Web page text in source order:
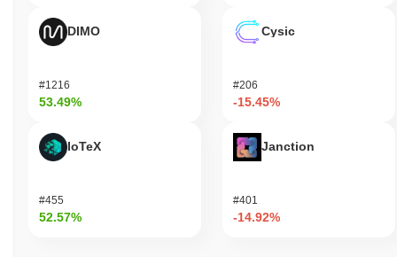
DIMO
#1216
53.49%
IoTeX
#455
52.57%
Cysic
#206
-15.45%
Janction
#401
-14.92%